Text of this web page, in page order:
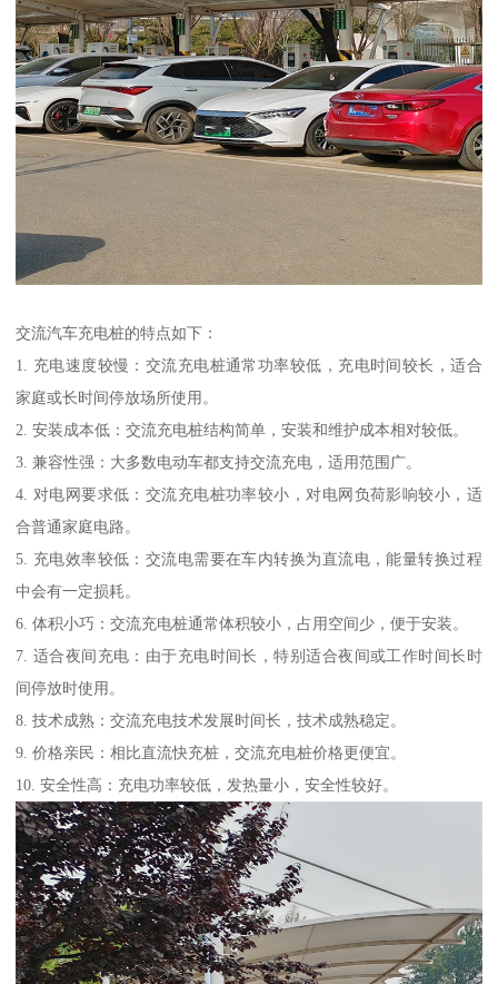
交流汽车充电桩的特点如下：
1. 充电速度较慢：交流充电桩通常功率较低，充电时间较长，适合
家庭或长时间停放场所使用。
2. 安装成本低：交流充电桩结构简单，安装和维护成本相对较低。
3. 兼容性强：大多数电动车都支持交流充电，适用范围广。
4. 对电网要求低：交流充电桩功率较小，对电网负荷影响较小，适
合普通家庭电路。
5. 充电效率较低：交流电需要在车内转换为直流电，能量转换过程
中会有一定损耗。
6. 体积小巧：交流充电桩通常体积较小，占用空间少，便于安装。
7. 适合夜间充电：由于充电时间长，特别适合夜间或工作时间长时
间停放时使用。
8. 技术成熟：交流充电技术发展时间长，技术成熟稳定。
9. 价格亲民：相比直流快充桩，交流充电桩价格更便宜。
10. 安全性高：充电功率较低，发热量小，安全性较好。